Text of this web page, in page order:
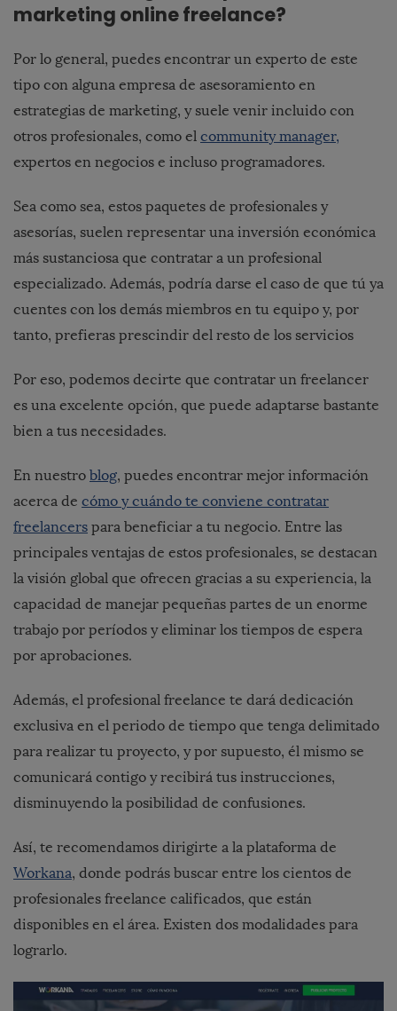
marketing online freelance?
Por lo general, puedes encontrar un experto de este
tipo con alguna empresa de asesoramiento en
estrategias de marketing, y suele venir incluido con
otros profesionales, como el community manager,
expertos en negocios e incluso programadores.
Sea como sea, estos paquetes de profesionales y
asesorías, suelen representar una inversión económica
más sustanciosa que contratar a un profesional
especializado. Además, podría darse el caso de que tú ya
cuentes con los demás miembros en tu equipo y, por
tanto, prefieras prescindir del resto de los servicios
Por eso, podemos decirte que contratar un freelancer
es una excelente opción, que puede adaptarse bastante
bien a tus necesidades.
En nuestro blog, puedes encontrar mejor información
acerca de cómo y cuándo te conviene contratar
freelancers para beneficiar a tu negocio. Entre las
principales ventajas de estos profesionales, se destacan
la visión global que ofrecen gracias a su experiencia, la
capacidad de manejar pequeñas partes de un enorme
trabajo por períodos y eliminar los tiempos de espera
por aprobaciones.
Además, el profesional freelance te dará dedicación
exclusiva en el periodo de tiempo que tenga delimitado
para realizar tu proyecto, y por supuesto, él mismo se
comunicará contigo y recibirá tus instrucciones,
disminuyendo la posibilidad de confusiones.
Así, te recomendamos dirigirte a la plataforma de
Workana, donde podrás buscar entre los cientos de
profesionales freelance calificados, que están
disponibles en el área. Existen dos modalidades para
lograrlo.